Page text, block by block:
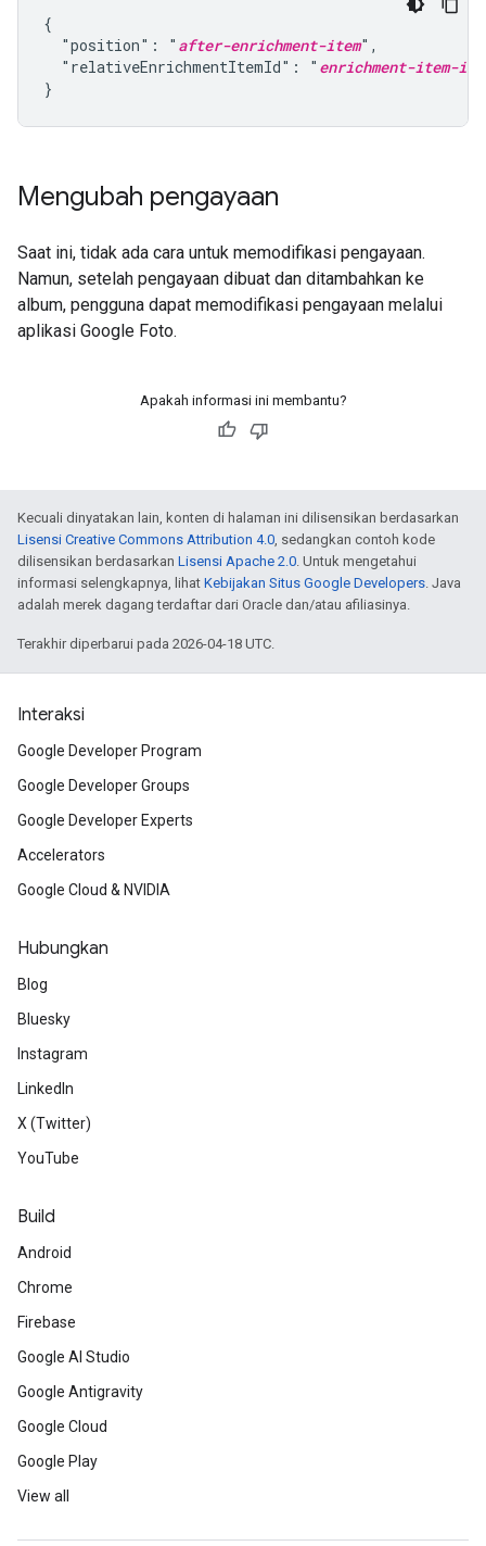
{
  "position": "
after-enrichment-item",
  "relativeEnrichmentItemId": "
enrichment-item-id
}
Mengubah pengayaan
Saat ini, tidak ada cara untuk memodifikasi pengayaan.
Namun, setelah pengayaan dibuat dan ditambahkan ke
album, pengguna dapat memodifikasi pengayaan melalui
aplikasi Google Foto.
Apakah informasi ini membantu?
Kecuali dinyatakan lain, konten di halaman ini dilisensikan berdasarkan
Lisensi Creative Commons Attribution 4.0, sedangkan contoh kode
dilisensikan berdasarkan Lisensi Apache 2.0. Untuk mengetahui
informasi selengkapnya, lihat Kebijakan Situs Google Developers. Java
adalah merek dagang terdaftar dari Oracle dan/atau afiliasinya.
Terakhir diperbarui pada 2026-04-18 UTC.
Interaksi
Google Developer Program
Google Developer Groups
Google Developer Experts
Accelerators
Google Cloud & NVIDIA
Hubungkan
Blog
Bluesky
Instagram
LinkedIn
X (Twitter)
YouTube
Build
Android
Chrome
Firebase
Google AI Studio
Google Antigravity
Google Cloud
Google Play
View all